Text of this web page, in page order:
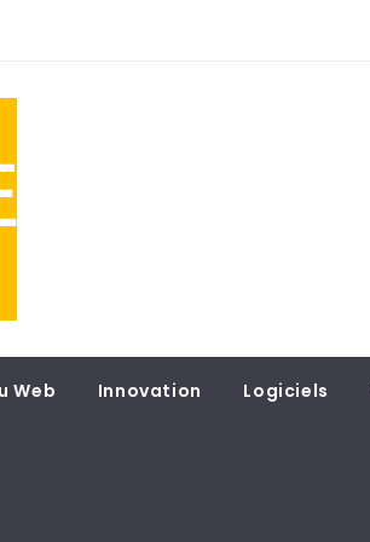
Web Innovation Logiciels